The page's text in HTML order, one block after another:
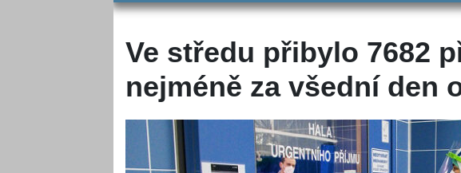
Ve středu přibylo 7682
nejméně za všední den